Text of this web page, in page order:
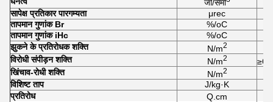
जी/सेमी
सापेक्ष प्रतिकार पारगम्यता
μrec
तापमान गुणांक Br
%/oC
तापमान गुणांक iHc
%/oC
झुकने के प्रतिरोधक शक्ति
N/m2
विरोधी संपीड़न शक्ति N/m2
खिंचाव-रोधी शक्ति
N/m2
विशिष्ट ताप
J/kg·K
प्रतिरोध
Q.cm